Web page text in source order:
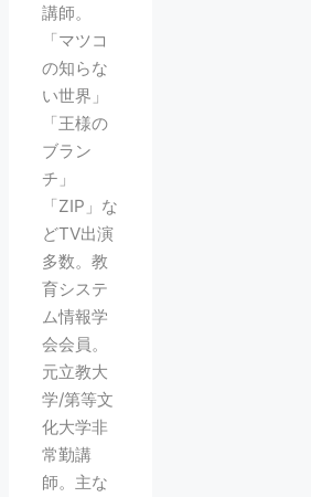
講師。
「マツコ
の知らな
い世界」
「王様の
ブラン
チ」
「ZIP」な
どTV出演
多数。教
育システ
ム情報学
会会員。
元立教大
学/第等文
化大学非
常勤講
師。主な